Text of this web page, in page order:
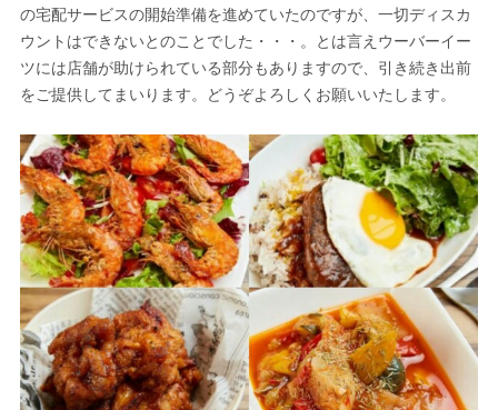
の宅配サービスの開始準備を進めていたのですが、一切ディスカ
ウントはできないとのことでした・・・。とは言えウーバーイー
ツには店舗が助けられている部分もありますので、引き続き出前
をご提供してまいります。どうぞよろしくお願いいたします。